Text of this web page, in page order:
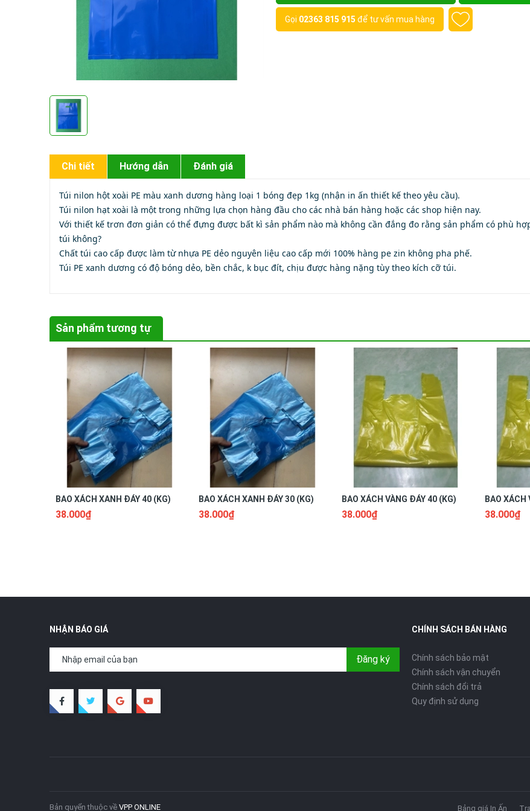
Gọi 02363 815 915 để tư vấn mua hàng
Chi tiết Hướng dẫn Đánh giá
Túi nilon hột xoài PE màu xanh dương hàng loại 1 bóng đẹp 1kg (nhận in ấn thiết kế theo yêu cầu).
Túi nilon hạt xoài là một trong những lựa chọn hàng đầu cho các nhà bán hàng hoặc các shop hiện nay.
Với thiết kế trơn đơn giản có thể đựng được bất kì sản phẩm nào mà không cần đắng đo rằng sản phẩm có phù
túi không?
Chất túi cao cấp được làm từ nhựa PE dẻo nguyên liệu cao cấp mới 100% hàng pe zin không pha phế.
Túi PE xanh dương có độ bóng dẻo, bền chắc, k bục đít, chịu được hàng nặng tùy theo kích cỡ túi.
Sản phẩm tương tự
BAO XÁCH XANH ĐÁY 40 (KG)
38.000₫
BAO XÁCH XANH ĐÁY 30 (KG)
38.000₫
BAO XÁCH VÀNG ĐÁY 40 (KG)
38.000₫
BAO XÁCH
38.000₫
NHẬN BÁO GIÁ
Đăng ký
CHÍNH SÁCH BÁN HÀNG
Chính sách bảo mật
Chính sách vận chuyển
Chính sách đổi trả
Quy định sử dụng
Bản quyển thuộc về VPP ONLINE Bảng giá In Ấn